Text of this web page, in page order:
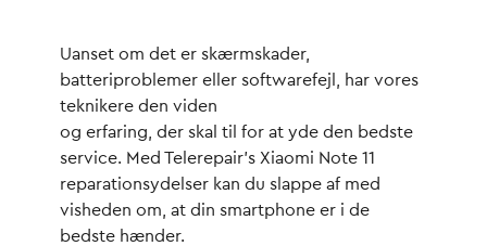
Ring til os:
+45 70 60 55 90
Uanset om det er skærmskader,
batteriproblemer eller softwarefejl, har vores
teknikere den viden
og erfaring, der skal til for at yde den bedste
service. Med Telerepair’s Xiaomi Note 11
reparationsydelser kan du slappe af med
visheden om, at din smartphone er i de
bedste hænder.